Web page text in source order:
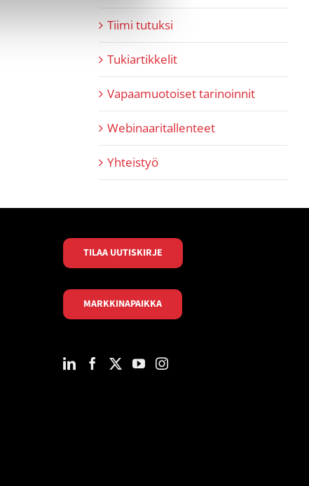
Tiimi tutuksi
Tukiartikkelit
Vapaamuotoiset tarinoinnit
Webinaaritallenteet
Yhteistyö
TILAA UUTISKIRJE
MARKKINAPAIKKA